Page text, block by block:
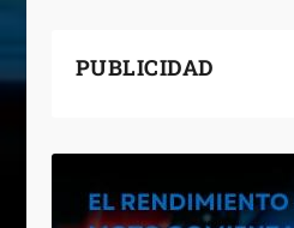
PUBLICIDAD